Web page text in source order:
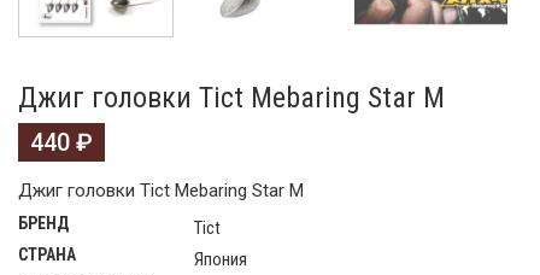
Джиг головки Tict Mebaring Star M
440 ₽
Джиг головки Tict Mebaring Star M
БРЕНД Tict
СТРАНА Япония